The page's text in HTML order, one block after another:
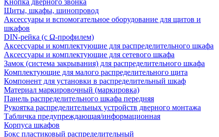
Кнопка дверного звонка
Щиты, шкафы, шинопровод
Аксессуары и вспомогательное оборудование для щитов и
шкафов
DIN-рейка (с Ω-профилем)
Аксессуары и комплектующие для распределительного шкафа
Аксессуары и комплектующие для сетевого шкафа
Замок (система закрывания) для распределительного шкафа
Комплектующие для малого распределительного щита
Компонент для установки в распределительный шкаф
Материал маркировочный (маркировка)
Панель распределительного шкафа передняя
Рукоятка распределительных устройств дверного монтажа
Табличка предупреждающая/информационная
Корпуса шкафов
Бокс пластиковый распределительный